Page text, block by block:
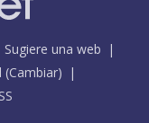
Sugiere una web
(Cambiar)